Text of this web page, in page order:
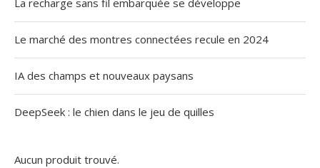
La recharge sans fil embarquée se développe
Le marché des montres connectées recule en 2024
IA des champs et nouveaux paysans
DeepSeek : le chien dans le jeu de quilles
Aucun produit trouvé.